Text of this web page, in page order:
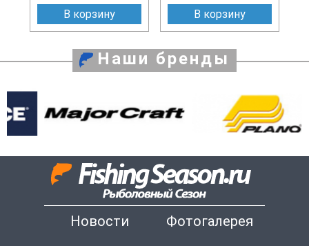
В корзину
В корзину
Наши бренды
Новости
Фотогалерея